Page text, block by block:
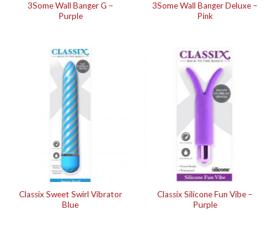
3Some Wall Banger G –
Purple
3Some Wall Banger Deluxe –
Pink
Classix Sweet Swirl Vibrator
Blue
Classix Silicone Fun Vibe –
Purple